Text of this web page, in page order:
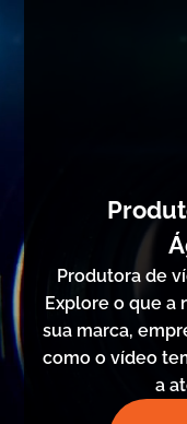
Produtora de
Explore o que a
sua marca,
como o vídeo
a